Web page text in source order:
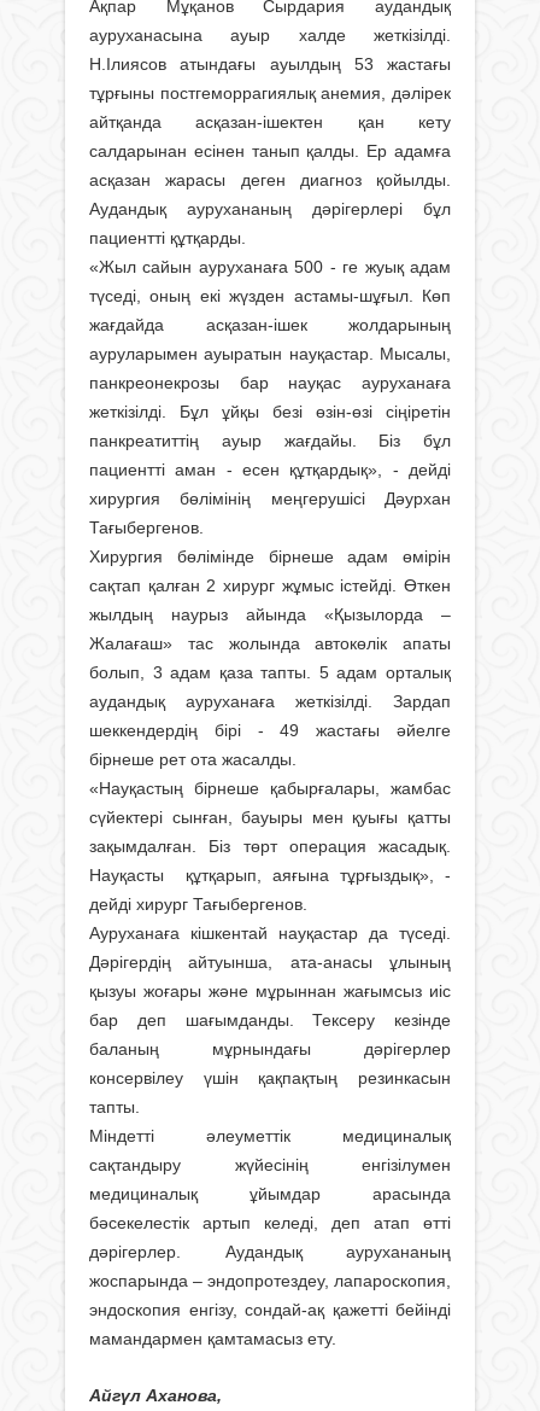
Ақпар Мұқанов Сырдария аудандық
ауруханасына ауыр халде жеткізілді.
Н.Ілиясов атындағы ауылдың 53 жастағы
тұрғыны постгеморрагиялық анемия, дәлірек
айтқанда асқазан-ішектен қан кету
салдарынан есінен танып қалды. Ер адамға
асқазан жарасы деген диагноз қойылды.
Аудандық аурухананың дәрігерлері бұл
пациентті құтқарды.
«Жыл сайын ауруханаға 500 - ге жуық адам
түседі, оның екі жүзден астамы-шұғыл. Көп
жағдайда асқазан-ішек жолдарының
ауруларымен ауыратын науқастар. Мысалы,
панкреонекрозы бар науқас ауруханаға
жеткізілді. Бұл ұйқы безі өзін-өзі сіңіретін
панкреатиттің ауыр жағдайы. Біз бұл
пациентті аман - есен құтқардық», - дейді
хирургия бөлімінің меңгерушісі Дәурхан
Тағыбергенов
Хирургия бөлімінде бірнеше адам өмірін
сақтап қалған 2 хирург жұмыс істейді. Өткен
жылдың наурыз айында «Қызылорда –
Жалағаш» тас жолында автокөлік апаты
болып, 3 адам қаза тапты. 5 адам орталық
аудандық ауруханаға жеткізілді. Зардап
шеккендердің бірі - 49 жастағы әйелге
бірнеше рет ота жасалды.
«Науқастың бірнеше қабырғалары, жамбас
сүйектері сынған, бауыры мен қуығы қатты
зақымдалған. Біз төрт операция жасадық.
Науқасты құтқарып, аяғына тұрғыздық», -
дейді хирург Тағыбергенов.
Ауруханаға кішкентай науқастар да түседі.
Дәрігердің айтуынша, ата-анасы ұлының
қызуы жоғары және мұрыннан жағымсыз иіс
бар деп шағымданды. Тексеру кезінде
баланың мұрнындағы дәрігерлер
консервілеу үшін қақпақтың резинкасын
тапты.
Міндетті әлеуметтік медициналық
сақтандыру жүйесінің енгізілумен
медициналық ұйымдар арасында
бәсекелестік артып келеді, деп атап өтті
дәрігерлер. Аудандық аурухананың
жоспарында – эндопротездеу, лапароскопия,
эндоскопия енгізу, сондай-ақ қажетті бейінді
мамандармен қамтамасыз ету.
Айгүл Аханова,